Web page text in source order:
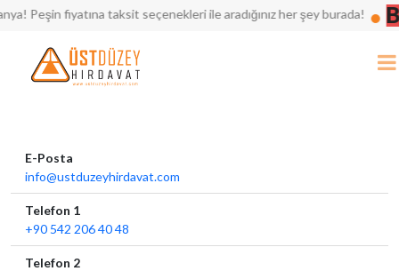
fiyatına taksit seçenekleri ile aradığınız her şey burada!
E-Posta
info@ustduzeyhirdavat.com
Telefon 1
+90 542 206 40 48
Telefon 2